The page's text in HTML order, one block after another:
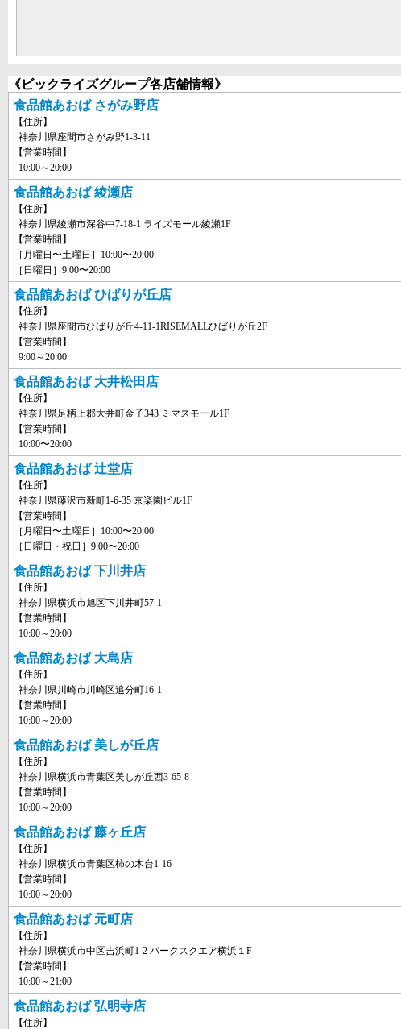
《ビックライズグループ各店舗情報》
食品館あおば さがみ野店
【住所】
神奈川県座間市さがみ野1-3-11
【営業時間】
10:00～20:00
食品館あおば 綾瀬店
【住所】
神奈川県綾瀬市深谷中7-18-1 ライズモール綾瀬1F
【営業時間】
［月曜日〜土曜日］10:00〜20:00
［日曜日］9:00〜20:00
食品館あおば ひばりが丘店
【住所】
神奈川県座間市ひばりが丘4-11-1RISEMALLひばりが丘2F
【営業時間】
9:00～20:00
食品館あおば 大井松田店
【住所】
神奈川県足柄上郡大井町金子343 ミマスモール1F
【営業時間】
10:00〜20:00
食品館あおば 辻堂店
【住所】
神奈川県藤沢市新町1-6-35 京楽園ビル1F
【営業時間】
［月曜日〜土曜日］10:00〜20:00
［日曜日・祝日］9:00〜20:00
食品館あおば 下川井店
【住所】
神奈川県横浜市旭区下川井町57-1
【営業時間】
10:00～20:00
食品館あおば 大島店
【住所】
神奈川県川崎市川崎区追分町16-1
【営業時間】
10:00～20:00
食品館あおば 美しが丘店
【住所】
神奈川県横浜市青葉区美しが丘西3-65-8
【営業時間】
10:00～20:00
食品館あおば 藤ヶ丘店
【住所】
神奈川県横浜市青葉区柿の木台1-16
【営業時間】
10:00～20:00
食品館あおば 元町店
【住所】
神奈川県横浜市中区吉浜町1-2 パークスクエア横浜１F
【営業時間】
10:00～21:00
食品館あおば 弘明寺店
【住所】